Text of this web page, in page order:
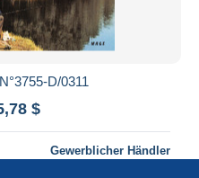
D/0311
$
Gewerblicher Händler